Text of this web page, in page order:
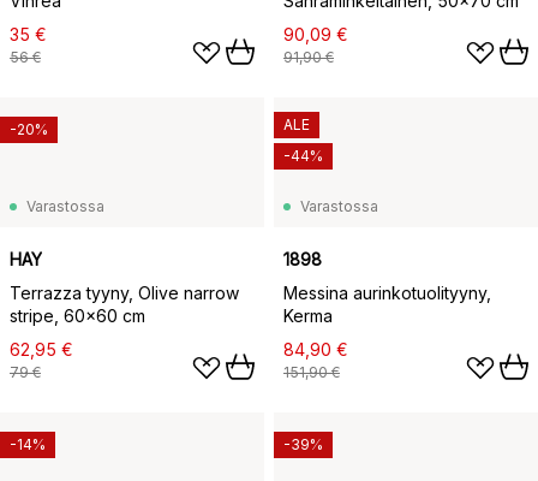
35 €
56 €
90,09 €
91,90 €
Varastossa
HAY
Terrazza tyyny, Olive narrow
stripe, 60x60 cm
62,95 €
79 €
-20%
Varastossa
1898
Messina aurinkotuolityyny,
Kerma
84,90 €
151,90 €
ALE
-44%
-14% -39%